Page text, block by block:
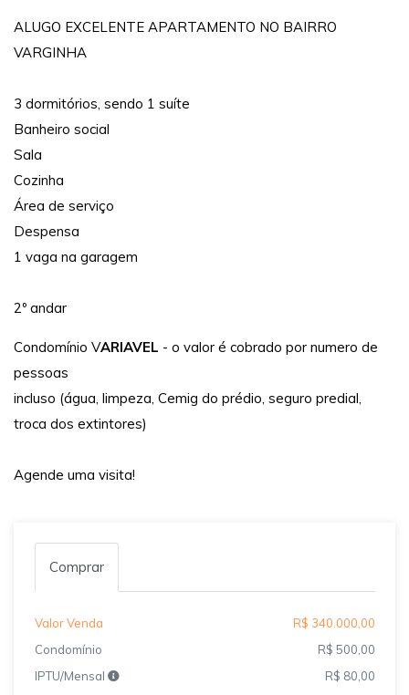
ALUGO EXCELENTE APARTAMENTO NO BAIRRO
VARGINHA
3 dormitórios, sendo 1 suíte
Banheiro social
Sala
Cozinha
Área de serviço
Despensa
1 vaga na garagem
2º andar
Condomínio VARIAVEL - o valor é cobrado por numero de
pessoas
incluso (água, limpeza, Cemig do prédio, seguro predial,
troca dos extintores)
Agende uma visita!
Comprar
Valor Venda
R$ 340.000,00
Condomínio
R$ 500,00
IPTU/Mensal
R$ 80,00